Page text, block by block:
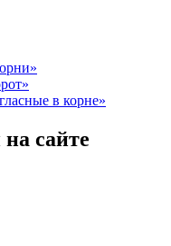
в корне»
сайте